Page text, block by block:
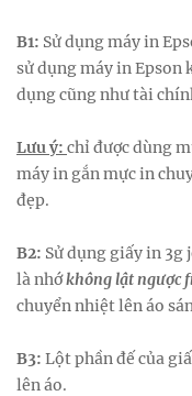
B1: Sử dụng máy in
sử dụng máy in Epson
dụng cũng như tài
Lưu ý: chỉ được dùng
máy in gắn mực in
đẹp.
B2: Sử dụng giấy in 3g
là nhớkhông lật ngược
chuyển nhiệt lên áo
B3: Lột phần đế của
lên áo.